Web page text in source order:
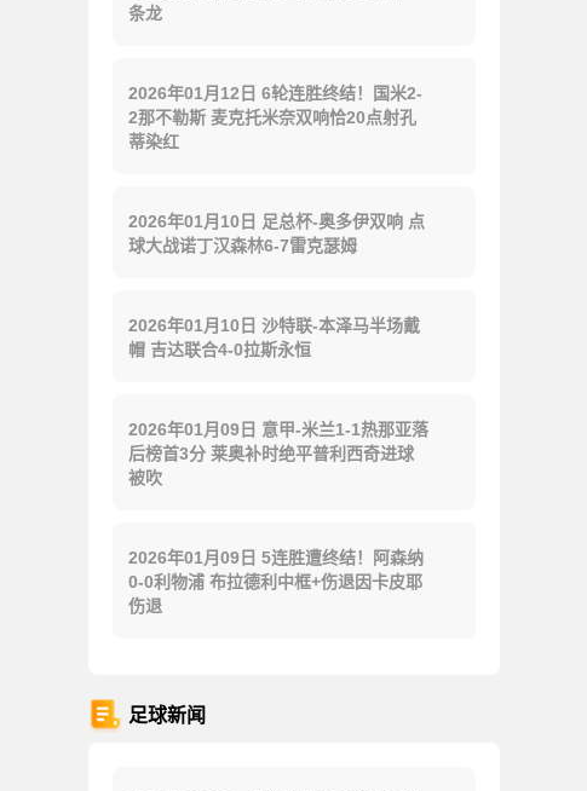
条龙
2026年01月12日 6轮连胜终结！国米2-
2那不勒斯 麦克托米奈双响恰20点射孔
蒂染红
2026年01月10日 足总杯-奥多伊双响 点
球大战诺丁汉森林6-7雷克瑟姆
2026年01月10日 沙特联-本泽马半场戴
帽 吉达联合4-0拉斯永恒
2026年01月09日 意甲-米兰1-1热那亚落
后榜首3分 莱奥补时绝平普利西奇进球
被吹
2026年01月09日 5连胜遭终结！阿森纳
0-0利物浦 布拉德利中框+伤退因卡皮耶
伤退
足球新闻